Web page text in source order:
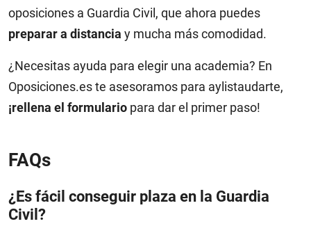
oposiciones a Guardia Civil, que ahora puedes
preparar a distancia y mucha más comodidad.
¿Necesitas ayuda para elegir una academia? En
Oposiciones.es te asesoramos para aylistaudarte,
¡rellena el formulario para dar el primer paso!
FAQs
¿Es fácil conseguir plaza en la Guardia
Civil?